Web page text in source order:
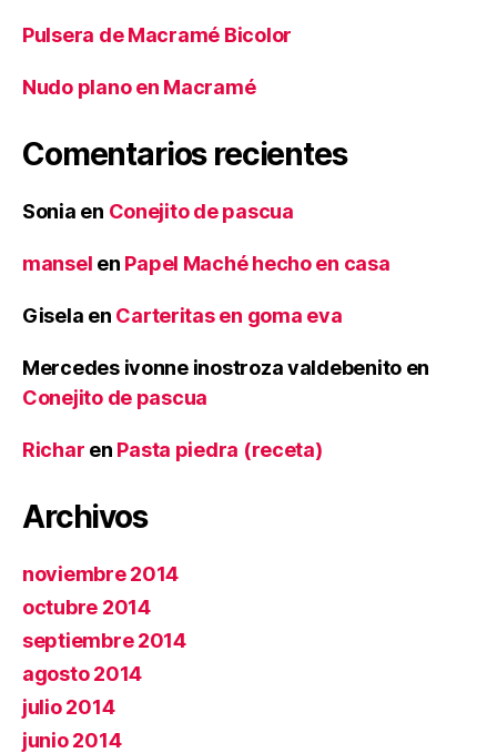
Pulsera de Macramé Bicolor
Nudo plano en Macramé
Comentarios recientes
Sonia en Conejito de pascua
mansel en Papel Maché hecho en casa
Gisela en Carteritas en goma eva
Mercedes ivonne inostroza valdebenito en
Conejito de pascua
Richar en Pasta piedra (receta)
Archivos
noviembre 2014
octubre 2014
septiembre 2014
agosto 2014
julio 2014
junio 2014